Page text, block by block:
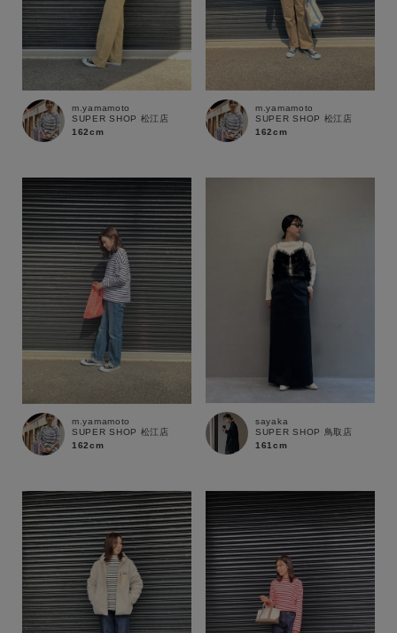
サイズ
ブランド
m.yamamoto
SUPER SHOP 松江店
162cm
m.yamamoto
SUPER SHOP 松江店
162cm
m.yamamoto
SUPER SHOP 松江店
162cm
sayaka
SUPER SHOP 鳥取店
161cm